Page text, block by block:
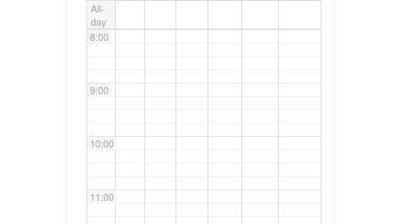
All-
day
8:00
9:00
10:00
11:00